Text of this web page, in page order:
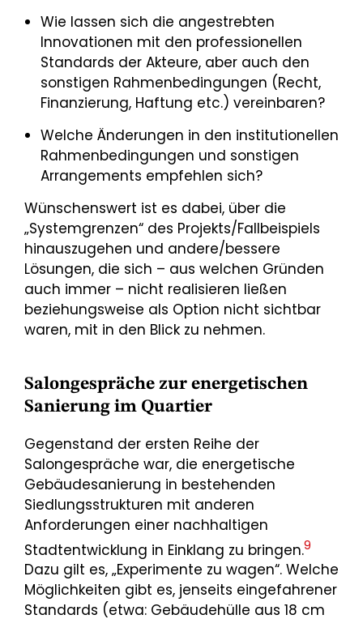
Wie lassen sich die angestrebten
Innovationen mit den professionellen
Standards der Akteure, aber auch den
sonstigen Rahmenbedingungen (Recht,
Finanzierung, Haftung etc.) vereinbaren?
Welche Änderungen in den institutionellen
Rahmenbedingungen und sonstigen
Arrangements empfehlen sich?
Wünschenswert ist es dabei, über die
„Systemgrenzen“ des Projekts/Fallbeispiels
hinauszugehen und andere/bessere
Lösungen, die sich – aus welchen Gründen
auch immer – nicht realisieren ließen
beziehungsweise als Option nicht sichtbar
waren, mit in den Blick zu nehmen.
Salongespräche zur energetischen
Sanierung im Quartier
Gegenstand der ersten Reihe der
Salongespräche war, die energetische
Gebäudesanierung in bestehenden
Siedlungsstrukturen mit anderen
Anforderungen einer nachhaltigen
Stadtentwicklung in Einklang zu bringen.9
Dazu gilt es, „Experimente zu wagen“. Welche
Möglichkeiten gibt es, jenseits eingefahrener
Standards (etwa: Gebäudehülle aus 18 cm